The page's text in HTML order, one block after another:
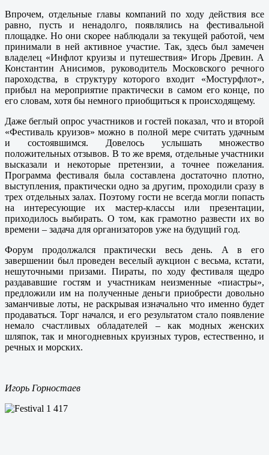
Впрочем, отдельные главы компаний по ходу действия все
равно, пусть и ненадолго, появлялись на фестивальной
площадке. Но они скорее наблюдали за текущей работой, чем
принимали в ней активное участие. Так, здесь был замечен
владелец «Инфлот круизы и путешествия» Игорь Древин. А
Константин Анисимов, руководитель Московского речного
пароходства, в структуру которого входит «Мостурфлот»,
прибыл на мероприятие практически в самом его конце, по
его словам, хотя бы немного приобщиться к происходящему.
Даже беглый опрос участников и гостей показал, что и второй
«Фестиваль круизов» можно в полной мере считать удачным
и состоявшимся. Довелось услышать множество
положительных отзывов. В то же время, отдельные участники
высказали и некоторые претензии, а точнее пожелания.
Программа фестиваля была составлена достаточно плотно,
выступления, практически одно за другим, проходили сразу в
трех отдельных залах. Поэтому гости не всегда могли попасть
на интересующие их мастер-классы или презентации,
приходилось выбирать. О том, как грамотно развести их во
времени – задача для организаторов уже на будущий год.
Форум продолжался практически весь день. А в его
завершении был проведен веселый аукцион с весьма, кстати,
нешуточными призами. Пираты, по ходу фестиваля щедро
раздававшие гостям и участникам неизменные «пиастры»,
предложили им на полученные деньги приобрести довольно
заманчивые лоты, не раскрывая изначально что именно будет
продаваться. Торг начался, и его результатом стало появление
немало счастливых обладателей – как модных женских
шляпок, так и многодневных круизных туров, естественно, и
речных и морских.
Игорь Горностаев